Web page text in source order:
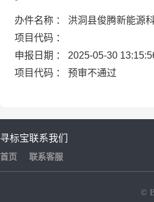
办件名称 ： 洪洞县俊腾新能源
项目代码 ：
申报日期 ： 2025-05-30
项目代码 ： 预审不通过
寻标宝
首页
联系我们
联系客服
©